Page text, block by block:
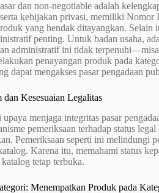
dan non-negotiable adalah
kebijakan privasi, memiliki
yang hendak ditayangkan.
penting. Untuk badan usaha,
administratif ini tidak
penayangan produk pada
dapat mengakses pasar pengadaan
dan Kesesuaian Legalitas
upaya menjaga integritas pasar
pemeriksaan terhadap status
Pemeriksaan seperti ini melindungi
Karena itu, memahami status
tetap terbuka.
Menempatkan Produk pada